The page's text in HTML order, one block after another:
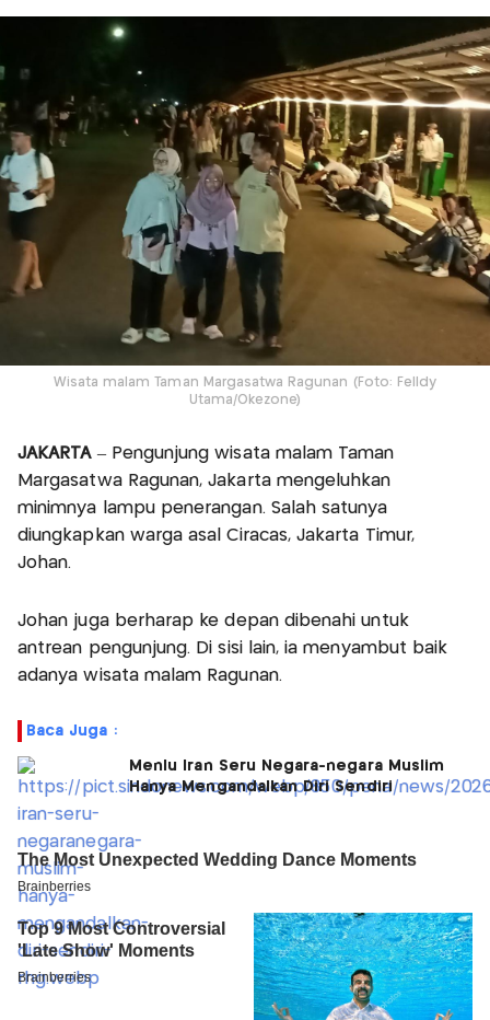
Wisata malam Taman Margasatwa Ragunan (Foto: Felldy
Utama/Okezone)
JAKARTA– Pengunjung wisata malam Taman
Margasatwa Ragunan, Jakarta mengeluhkan
minimnya lampu penerangan. Salah satunya
diungkapkan warga asal Ciracas, Jakarta Timur,
Johan.
Johan juga berharap ke depan dibenahi untuk
antrean pengunjung. Di sisi lain, ia menyambut baik
adanya wisata malam Ragunan.
Baca Juga :
Menlu Iran Seru Negara-negara Muslim
Hanya Mengandalkan Diri Sendiri